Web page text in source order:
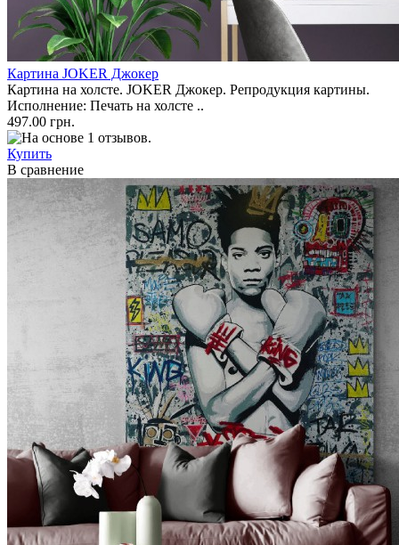
Картина JOKER Джокер
Картина на холсте. JOKER Джокер. Репродукция картины.
Исполнение: Печать на холсте ..
497.00 грн.
Купить
В сравнение